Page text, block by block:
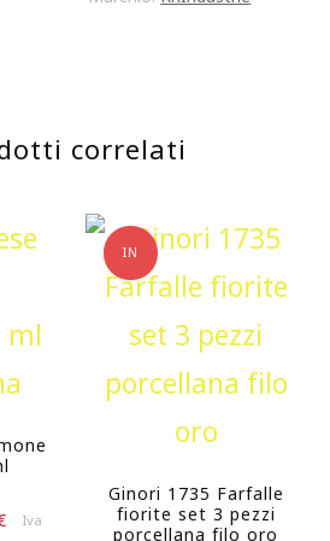
quantità
correlati
IlIva
IN
OFFERTA!
Ginori 1735 Farfalle
fiorite set 3 pezzi
porcellana filo oro